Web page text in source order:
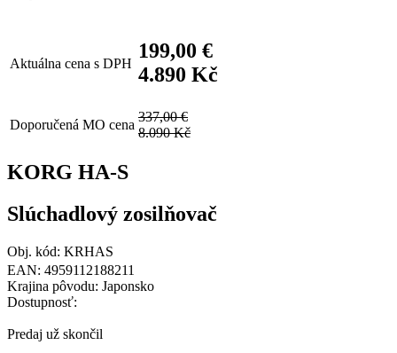
Aktuálna cena s DPH
199,00 €
4.890 Kč
Doporučená MO cena
337,00 €
8.090 Kč
KORG HA-S
Slúchadlový zosilňovač
Obj. kód: KRHAS
EAN: 4959112188211
Krajina pôvodu: Japonsko
Dostupnosť:
Predaj už skončil